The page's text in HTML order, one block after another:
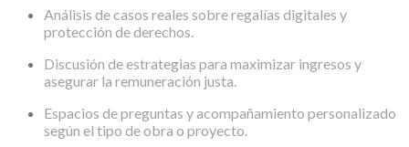
Análisis de casos reales sobre regalías digitales y
protección de derechos.
Discusión de estrategias para maximizar ingresos y
asegurar la remuneración justa.
Espacios de preguntas y acompañamiento personalizado
según el tipo de obra o proyecto.